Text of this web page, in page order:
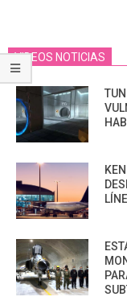
VIDEOS NOTICIAS